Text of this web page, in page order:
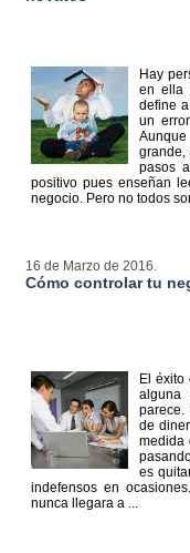
Hay
en ella
define
un
grande,
pasos
positivo pues enseñan
negocio. Pero no todos
16 de Marzo de 2016.
Cómo controlar tu
El éxito
alguna
parece.
de
medida
es
indefensos en
nunca llegara a ...